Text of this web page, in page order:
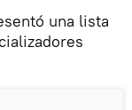
una lista